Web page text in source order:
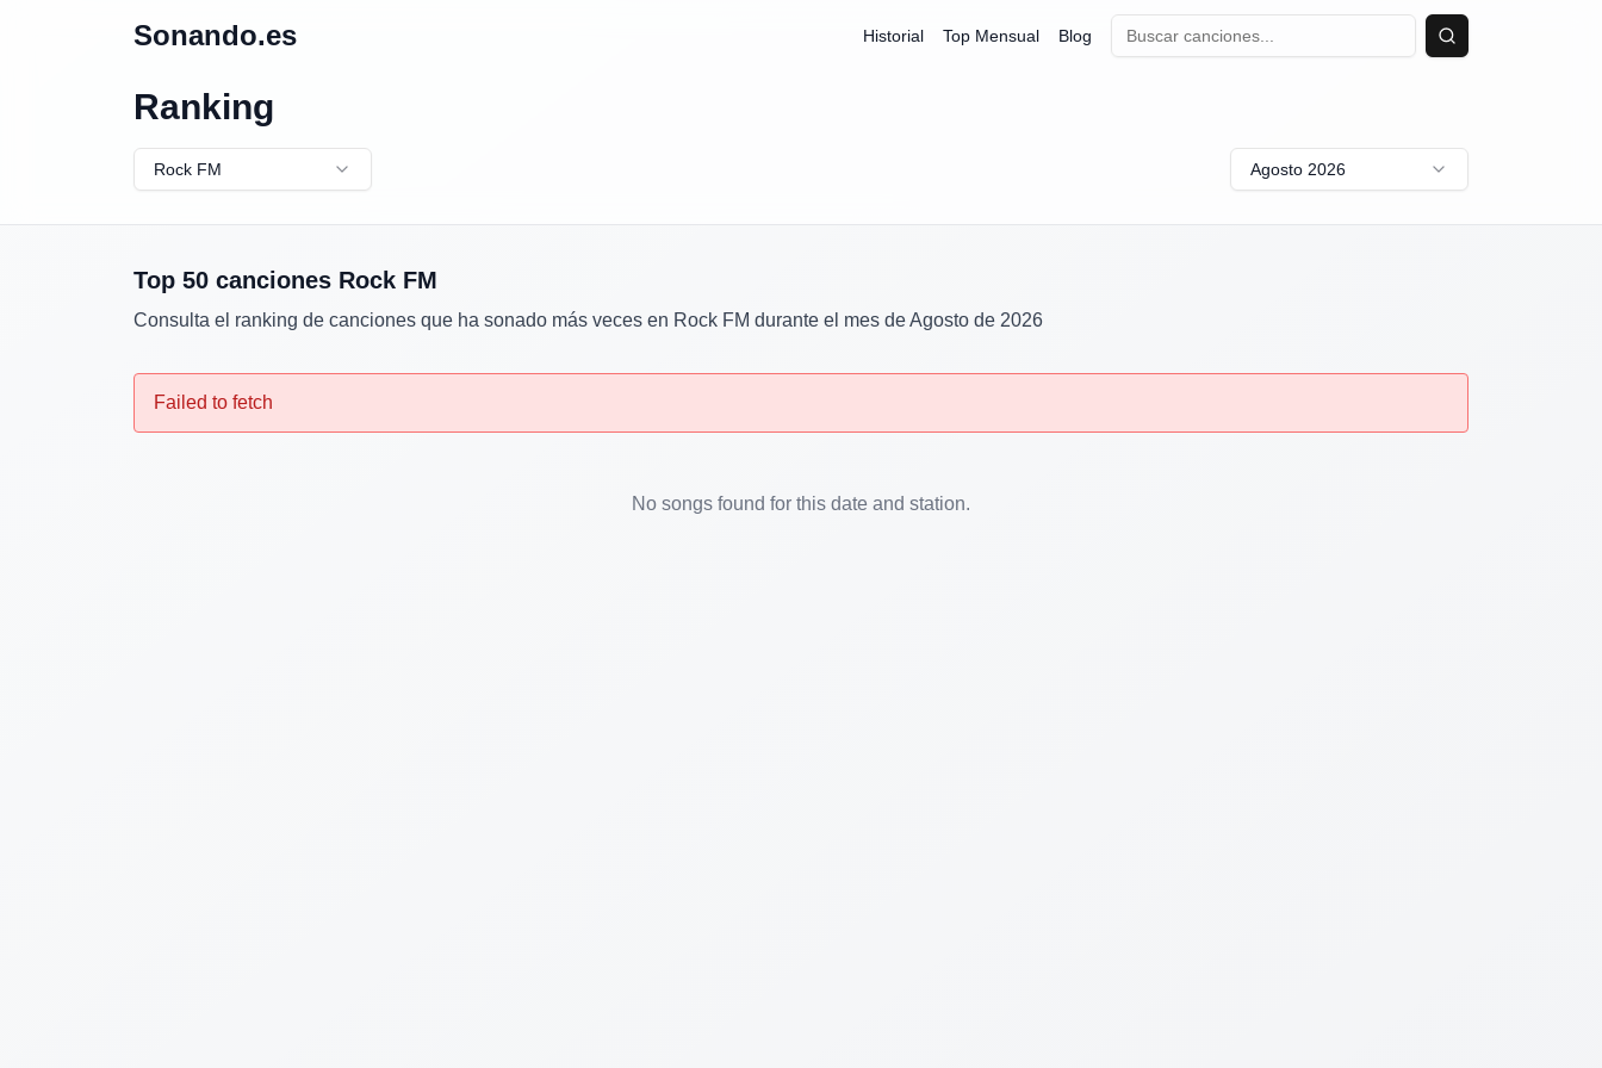
Sonando.es Historial Top Mensual Blog
Buscar
Ranking
Rock FM Agosto 2026
Top 50 canciones Rock FM
Consulta el ranking de canciones que ha sonado más veces en Rock FM durante el mes deAgosto de 2026
Failed to fetch
No songs found for this date and station.